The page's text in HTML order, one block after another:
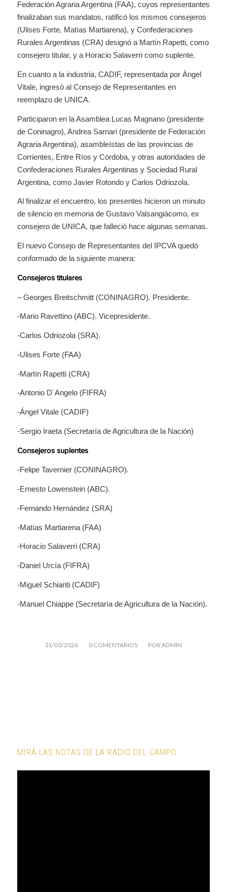
Federación Agraria Argentina (FAA), cuyos representantes
finalizaban sus mandatos, ratificó los mismos consejeros
(Ulises Forte, Matías Martiarena), y Confederaciones
Rurales Argentinas (CRA) designó a Martín Rapetti, como
consejero titular, y a Horacio Salaverri como suplente.
En cuanto a la industria, CADIF, representada por Ángel
Vitale, ingresó al Consejo de Representantes en
reemplazo de UNICA.
Participaron en la Asamblea Lucas Magnano (presidente
de Coninagro), Andrea Sarnari (presidente de Federación
Agraria Argentina), asambleístas de las provincias de
Corrientes, Entre Ríos y Córdoba, y otras autoridades de
Confederaciones Rurales Argentinas y Sociedad Rural
Argentina, como Javier Rotondo y Carlos Odriozola.
Al finalizar el encuentro, los presentes hicieron un minuto
de silencio en memoria de Gustavo Valsangiácomo, ex
consejero de UNICA, que falleció hace algunas semanas.
El nuevo Consejo de Representantes del IPCVA quedó
conformado de la siguiente manera:
Consejeros titulares
– Georges Breitschmitt (CONINAGRO). Presidente.
-Mario Ravettino (ABC). Vicepresidente.
-Carlos Odriozola (SRA).
-Ulises Forte (FAA)
-Martín Rapetti (CRA)
-Antonio D´Angelo (FIFRA)
-Ángel Vitale (CADIF)
-Sergio Iraeta (Secretaría de Agricultura de la Nación)
Consejeros suplentes
-Felipe Tavernier (CONINAGRO).
-Ernesto Lowenstein (ABC).
-Fernando Hernández (SRA)
-Matías Martiarena (FAA)
-Horacio Salaverri (CRA)
-Daniel Urcía (FIFRA)
-Miguel Schiariti (CADIF)
-Manuel Chiappe (Secretaría de Agricultura de la Nación).
31/03/2026
/ 0 COMENTARIOS
/ PORADMIN
MIRÁ LAS NOTAS DE LA RADIO DEL CAMPO